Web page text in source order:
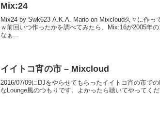
Mix:24
Mix24 by Swk623 A.K.A. Mario on Mixcloud久々に作っ
ｗ前回いつ作ったかを調べてみたら、Mix:16が2005年
なぁ...
イイトコ宵の市 – Mixcloud
2016/07/09にDJをやらせてもらったイイトコ宵の市で
なLounge風のつもりです。よかったら聴いてやってくだ